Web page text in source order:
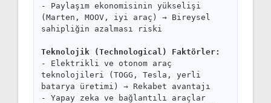
- Paylaşım ekonomisinin yükselişi
(Marten, MOOV, iyi araç) → Bireysel
sahipliğin azalması riski
Teknolojik (Technological) Faktörler:
- Elektrikli ve otonom araç
teknolojileri (TOGG, Tesla, yerli
batarya üretimi) → Rekabet avantajı
- Yapay zeka ve bağlantılı araçlar